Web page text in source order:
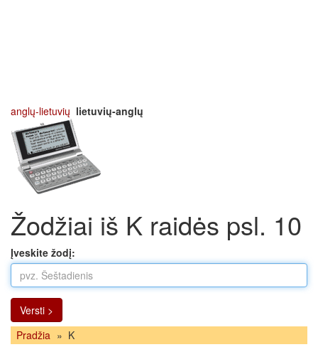
anglų-lietuvių lietuvių-anglų
Žodžiai iš K raidės psl. 10
Įveskite žodį:
Versti >
Pradžia » K